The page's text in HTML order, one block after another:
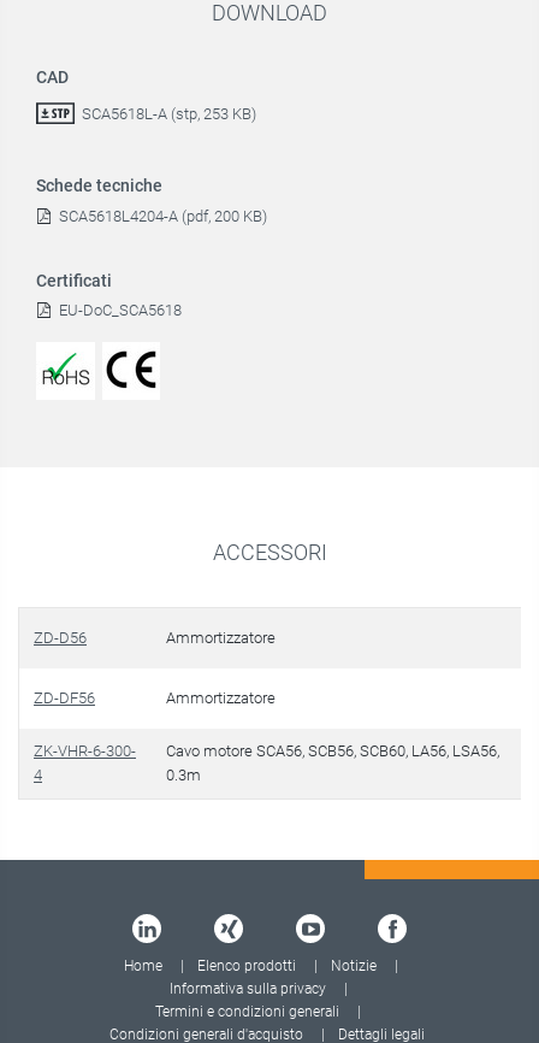
DOWNLOAD
CAD
SCA5618L-A (stp, 253 KB)
Schede tecniche
SCA5618L4204-A (pdf, 200 KB)
Certificati
EU-DoC_SCA5618
ACCESSORI
ZD-D56 Ammortizzatore
ZD-DF56 Ammortizzatore
ZK-VHR-6-300-
4
Cavo motore SCA56, SCB56, SCB60, LA56, LSA56,
0.3m
Home Elenco prodotti
Notizie
Informativa sulla privacy
Termini e condizioni generali
Condizioni generali d'acquisto
Dettagli legali